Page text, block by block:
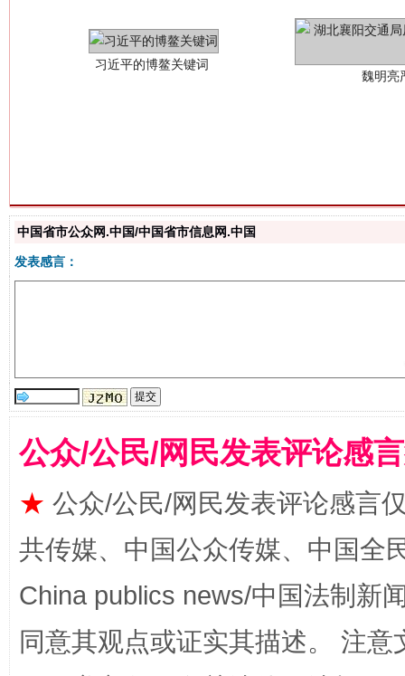
“刷贴”乱象丛生
揭批美国五大"原罪" "炒
中国省市公众网.中国/中国省市信息网.中国
发表感言：
公众/公民/网民发表评论感
★ 公众/公民/网民发表评论感言
共传媒、中国公众传媒、中国全
China publics news/中国法制新
同意其观点或证实其描述。 注